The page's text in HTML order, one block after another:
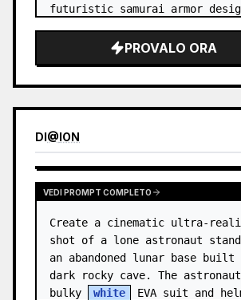
futuristic samurai armor
accents, glowing cyan energy
PROVALO ORA
DI@ION
VEDI PROMPT COMPLETO
Create a cinematic ultra-
shot of a lone astronaut
an abandoned lunar base
dark rocky cave. The
bulky
white
EVA suit and